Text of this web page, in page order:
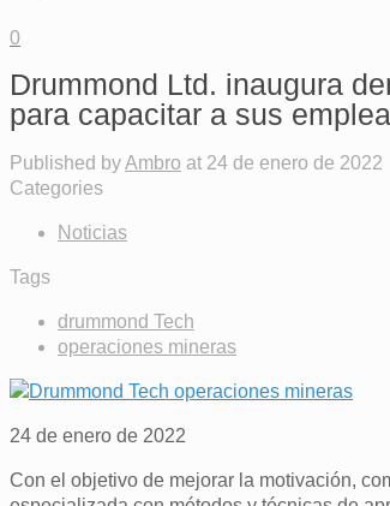
0
Drummond Ltd. inaugura
para capacitar a sus
Published byAmbro at 24 de enero de 2022
Categories
Noticias
Tags
drummond Tech
operaciones mineras
24 de enero de 2022
Con el objetivo de mejorar la motivación,